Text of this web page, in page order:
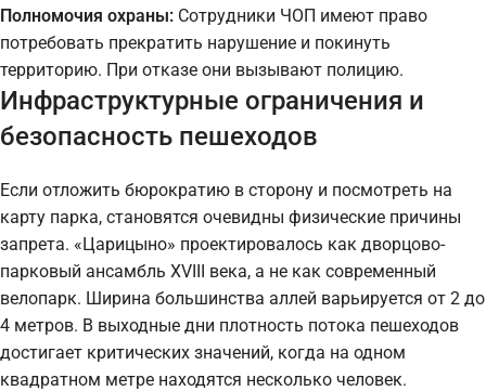
Полномочия охраны: Сотрудники ЧОП имеют право
потребовать прекратить нарушение и покинуть
территорию. При отказе они вызывают полицию.
Инфраструктурные ограничения и
безопасность пешеходов
Если отложить бюрократию в сторону и посмотреть на
карту парка, становятся очевидны физические причины
запрета. «Царицыно» проектировалось как дворцово-
парковый ансамбль XVIII века, а не как современный
велопарк. Ширина большинства аллей варьируется от 2 до
4 метров. В выходные дни плотность потока пешеходов
достигает критических значений, когда на одном
квадратном метре находятся несколько человек.